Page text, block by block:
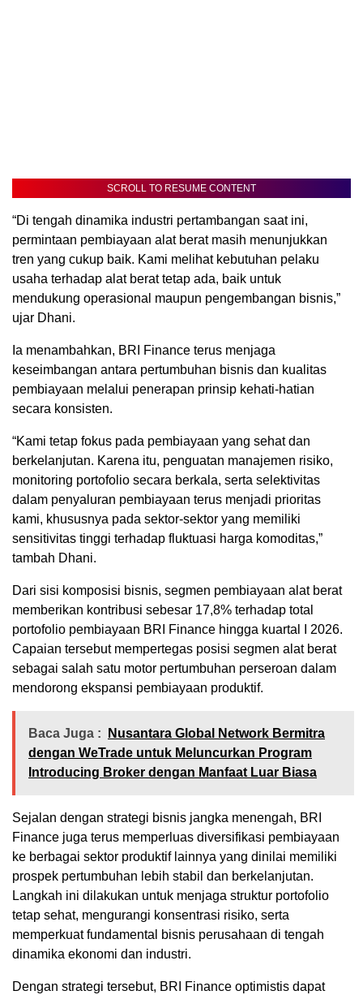
SCROLL TO RESUME CONTENT
“Di tengah dinamika industri pertambangan saat ini,
permintaan pembiayaan alat berat masih menunjukkan
tren yang cukup baik. Kami melihat kebutuhan pelaku
usaha terhadap alat berat tetap ada, baik untuk
mendukung operasional maupun pengembangan bisnis,”
ujar Dhani.
Ia menambahkan, BRI Finance terus menjaga
keseimbangan antara pertumbuhan bisnis dan kualitas
pembiayaan melalui penerapan prinsip kehati-hatian
secara konsisten.
“Kami tetap fokus pada pembiayaan yang sehat dan
berkelanjutan. Karena itu, penguatan manajemen risiko,
monitoring portofolio secara berkala, serta selektivitas
dalam penyaluran pembiayaan terus menjadi prioritas
kami, khususnya pada sektor-sektor yang memiliki
sensitivitas tinggi terhadap fluktuasi harga komoditas,”
tambah Dhani.
Dari sisi komposisi bisnis, segmen pembiayaan alat berat
memberikan kontribusi sebesar 17,8% terhadap total
portofolio pembiayaan BRI Finance hingga kuartal I 2026.
Capaian tersebut mempertegas posisi segmen alat berat
sebagai salah satu motor pertumbuhan perseroan dalam
mendorong ekspansi pembiayaan produktif.
Baca Juga :
Nusantara Global Network Bermitra
dengan WeTrade untuk Meluncurkan Program
Introducing Broker dengan Manfaat Luar Biasa
Sejalan dengan strategi bisnis jangka menengah, BRI
Finance juga terus memperluas diversifikasi pembiayaan
ke berbagai sektor produktif lainnya yang dinilai memiliki
prospek pertumbuhan lebih stabil dan berkelanjutan.
Langkah ini dilakukan untuk menjaga struktur portofolio
tetap sehat, mengurangi konsentrasi risiko, serta
memperkuat fundamental bisnis perusahaan di tengah
dinamika ekonomi dan industri.
Dengan strategi tersebut, BRI Finance optimistis dapat